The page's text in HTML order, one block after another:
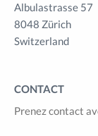
Albulastrasse 57
8048 Zürich
Switzerland
CONTACT
Prenez contact